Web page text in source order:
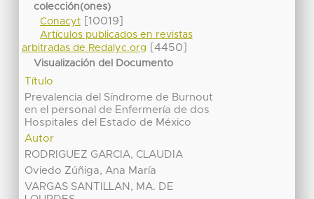
colección(ones)
Conacyt[10019]
Artículos publicados en revistas
arbitradas de Redalyc.org
[4450]
Visualización del Documento
Título
Prevalencia del Síndrome de Burnout
en el personal de Enfermería de dos
Hospitales del Estado de México
Autor
RODRIGUEZ GARCIA, CLAUDIA
Oviedo Zúñiga, Ana María
VARGAS SANTILLAN, MA. DE